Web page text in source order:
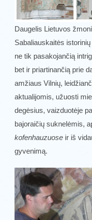
Daugelis Lietuvos
Sabaliauskaitės
ne tik pasakojančią
bet ir priartinančią prie
amžiaus Vilnių,
aktualijomis, užuosti
degėsius, vaizduotėje
bajoraičių suknelėmis,
kofenhauzuose ir iš
gyvenimą.